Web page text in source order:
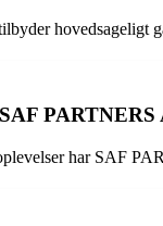
hovedsageligt
har SAF